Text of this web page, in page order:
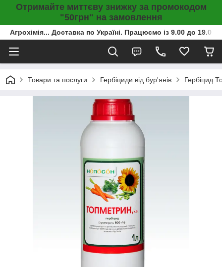
Отримайте миттєву знижку за промокодом
"50грн" на замовлення
Агрохімія... Доставка по Україні. Працюємо із 9.00 до
Товари та послуги Гербіциди від бур'янів Гербіцид